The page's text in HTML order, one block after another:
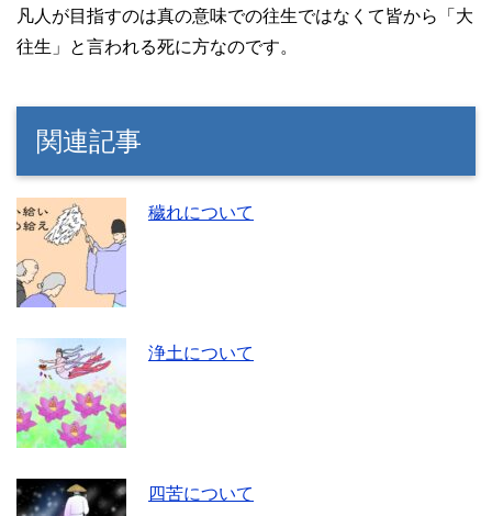
凡人が目指すのは真の意味での往生ではなくて皆から「大
往生」と言われる死に方なのです。
関連記事
穢れについて
浄土について
四苦について